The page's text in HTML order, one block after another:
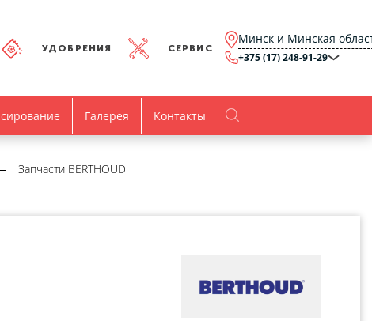
УДОБРЕНИЯ СЕРВИС
Минск и Минская
область
Гомель и Гомельская
+375 (17) 248-91-29
office@agro.by
Время работы
Пн-Пт: 8.00-17.00
Галерея Контакты
Запчасти BERTHOUD